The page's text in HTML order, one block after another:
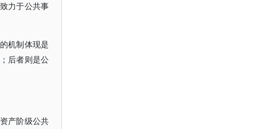
力于公共事
机制体现是
后者则是公
产阶级公共